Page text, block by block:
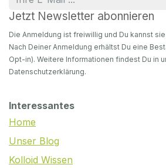
Jetzt Newsletter abonnieren
Die Anmeldung ist freiwillig und Du kannst
Nach Deiner Anmeldung erhältst Du eine
Opt-in). Weitere Informationen findest Du in
Datenschutzerklärung.
Interessantes
Home
Unser Blog
Kolloid Wissen